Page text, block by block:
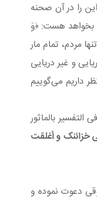
را در آن صحنه
بخواهد هست: ﴿وَ
تنها مردم، تمام مار
موجودات دریایی و غیر دریایی
داریم می‌گوییم
بالماثور
خزائنک و أغلقت
دعوت نموده و